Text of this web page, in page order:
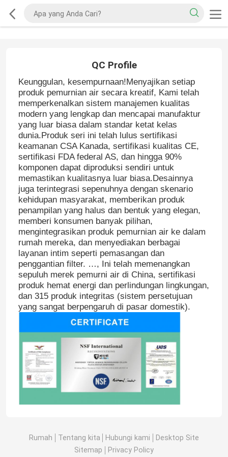
QC Profile
Keunggulan, kesempurnaan!Menyajikan setiap
produk pemurnian air secara kreatif, Kami telah
memperkenalkan sistem manajemen kualitas
modern yang lengkap dan mencapai manufaktur
yang luar biasa dalam standar ketat kelas
dunia.Produk seri ini telah lulus sertifikasi
keamanan CSA Kanada, sertifikasi kualitas CE,
sertifikasi FDA federal AS, dan hingga 90%
komponen dapat diproduksi sendiri untuk
memastikan kualitasnya luar biasa.Desainnya
juga terintegrasi sepenuhnya dengan skenario
kehidupan masyarakat, memberikan produk
penampilan yang halus dan bentuk yang elegan,
memberi konsumen banyak pilihan,
mengintegrasikan produk pemurnian air ke dalam
rumah mereka, dan menyediakan berbagai
layanan intim seperti pemasangan dan
penggantian filter. …, Ini telah memenangkan
sepuluh merek pemurni air di China, sertifikasi
produk hemat energi dan perlindungan lingkungan,
dan 315 produk integritas (sistem persetujuan
yang sangat berpengaruh di pasar domestik).
Rumah Tentang kita Hubungi kami
Desktop Site
Sitemap
Privacy Policy